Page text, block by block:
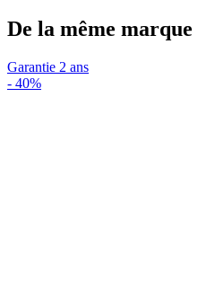
De la même marque
Garantie 2 ans
- 40%